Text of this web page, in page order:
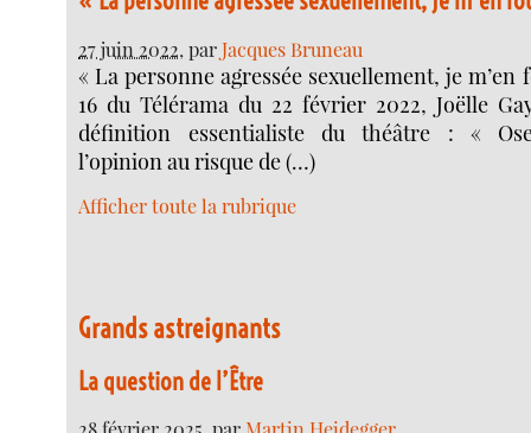
27 juin 2022, parJacques Bruneau
« La personne agressée sexuellement, je m’en
16 du Télérama du 22 février 2022, Joëlle
définition essentialiste du théâtre : «
l’opinion au risque de (…)
Afficher toute la rubrique
Grands astreignants
La question de l’Être